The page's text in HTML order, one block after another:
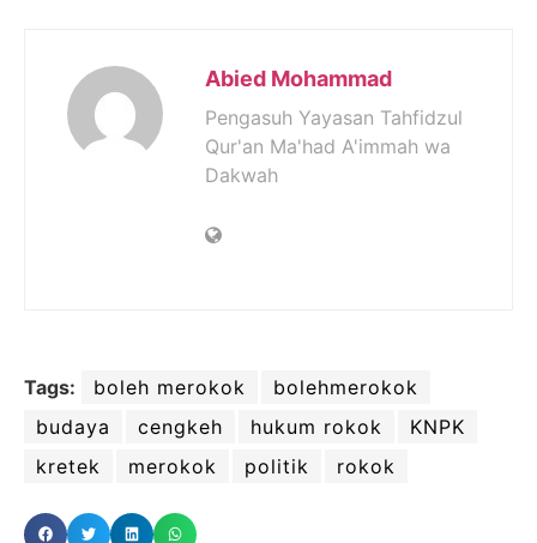
Abied Mohammad
Pengasuh Yayasan Tahfidzul
Qur'an Ma'had A'immah wa
Dakwah
Tags: boleh merokok
bolehmerokok
budaya
cengkeh hukum rokok
KNPK
kretek
merokok politik rokok